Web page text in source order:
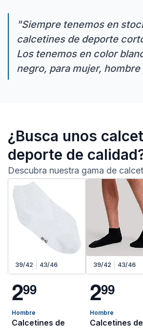
Siempre tenemos en
calcetines de deporte
Los tenemos en color
negro, para mujer, hombre
¿Busca unos
deporte de
Descubra nuestra gama de
39/42 43/46
299
Hombre
Calcetines de
39/42 43/46
299
Hombre
Calcetines de